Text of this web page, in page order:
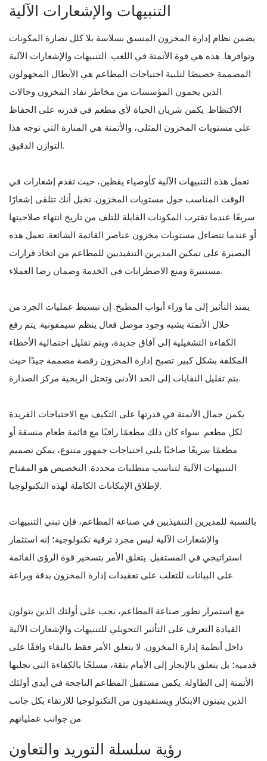
التنبيهات والإشعارات الآلية
يضمن نظام إدارة المخزون المنسق بسلاسة بلا كلل نضارة المكونات
وتوافرها. هذه هي قوة الأتمتة في اللعب. التنبيهات والإشعارات الآلية
المصممة خصيصًا لتلبية احتياجات المطاعم هي الأبطال المجهولون
الذين يحمون المؤسسات من مخاطر نفاد المخزون وحالات
الاكتظاظ. يكمن شريان الحياة لأي مطعم في قدرته على الحفاظ
على مستويات المخزون المثلى، والأتمتة هي المنارة التي توجه هذا
التوازن الدقيق.
تعمل هذه التنبيهات الآلية كأوصياء يقظين، حيث تقدم إشعارات في
الوقت المناسب حول مستويات المخزون. تخيل أنك تتلقى إشعارًا
سريعًا عندما تقترب المكونات القابلة للتلف من تاريخ انتهاء صلاحيتها
أو عندما تتضاءل مستويات مخزون عناصر القائمة الشائعة. تعمل هذه
البصيرة على تمكين المديرين التنفيذيين للمطاعم من اتخاذ قرارات
مستنيرة ومنع الاضطرابات في الخدمة وضمان رضا العملاء.
يمتد التأثير إلى ما وراء أبواب المطبخ. إن تبسيط عمليات الجرد من
خلال الأتمتة يشبه وجود موصل فعال ينظم سيمفونية. يتم رفع
الكفاءة التشغيلية إلى آفاق جديدة، ويتم تقليل احتمالية الأخطاء
المكلفة بشكل كبير. تصبح إدارة المخزون رقصة مصممة جيدًا حيث
يتم تقليل النفايات إلى الحد الأدنى وتحتل الربحية مركز الصدارة.
يكمن جمال الأتمتة في قدرتها على التكيف مع الاحتياجات الفريدة
لكل مطعم. سواء كان ذلك مطعمًا راقيًا مع قائمة طعام منسقة أو
مطعمًا سريعًا صاخبًا يلبي احتياجات جمهور متنوع، يمكن تصميم
التنبيهات الآلية لتناسب متطلبات محددة. التخصيص هو المفتاح
لإطلاق الإمكانات الكاملة لهذه التكنولوجيا.
بالنسبة للمديرين التنفيذيين في صناعة المطاعم، فإن تبني التنبيهات
والإشعارات الآلية ليس مجرد ترقية تكنولوجية؛ إنه استثمار
استراتيجي في المستقبل. يتعلق الأمر بتسخير قوة الرؤى القائمة
على البيانات للتغلب على تعقيدات إدارة المخزون بدقة وبراعة.
مع استمرار تطور صناعة المطاعم، يجب على أولئك الذين يتولون
القيادة التعرف على التأثير التحويلي للتنبيهات والإشعارات الآلية
داخل أنظمة إدارة المخزون. لا يتعلق الأمر فقط بالبقاء واقفًا على
قدميه؛ بل يتعلق بالإبحار إلى الأمام بثقة، مسلحًا بالكفاءة التي تجلبها
الأتمتة إلى الطاولة. يكمن مستقبل المطاعم الناجحة في أيدي أولئك
الذين يتبنون الابتكار ويستفيدون من التكنولوجيا للارتقاء بكل جانب
من جوانب عملياتهم.
رؤية سلسلة التوريد والتعاون